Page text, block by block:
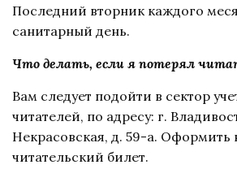
Последний вторник каждого
санитарный день.
Что делать, если я потерял
Вам следует подойти в сектор
читателей, по адресу: г.
Некрасовская, д. 59-а. Оформить
читательский билет.